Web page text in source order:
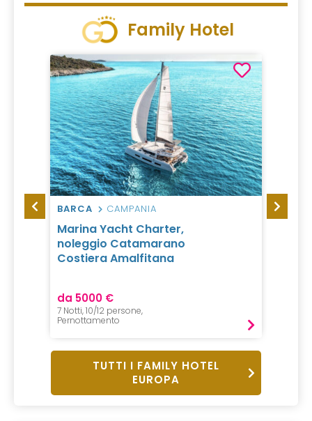
Family Hotel
BARCA CAMPANIA
Marina Yacht Charter,
noleggio Catamarano
Costiera Amalfitana
da 5000 €
7 Notti, 10/12 persone,
Pernottamento
TUTTI I FAMILY HOTEL
EUROPA